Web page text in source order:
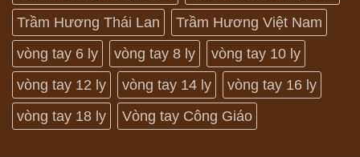
Trầm Hương Thái Lan
Trầm Hương Việt Nam
vòng tay 6 ly
vòng tay 8 ly
vòng tay 10 ly
vòng tay 12 ly
vòng tay 14 ly
vòng tay 16 ly
vòng tay 18 ly
Vòng tay Công Giáo